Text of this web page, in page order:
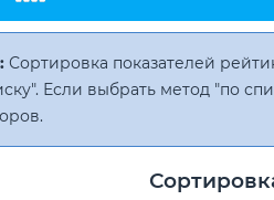
Сортировка показателей
Если выбрать метод "по